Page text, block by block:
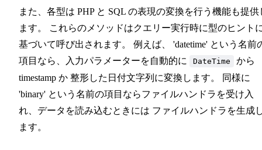
また、各型は PHP と SQL の表現の変換を行う機能も提供
ます。 これらのメソッドはクエリー実行時に型のヒント
基づいて呼び出されます。 例えば、 'datetime' という名前
項目なら、入力パラメーターを自動的に
DateTime
から
timestamp か 整形した日付文字列に変換します。 同様に
'binary' という名前の項目ならファイルハンドラを受け入
れ、データを読み込むときには ファイルハンドラを生成
ます。